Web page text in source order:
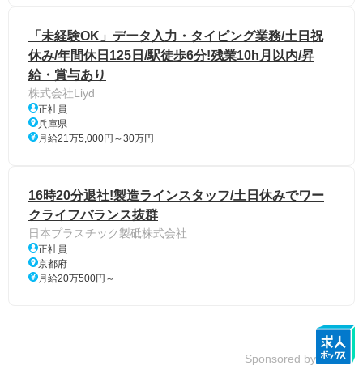
「未経験OK」データ入力・タイピング業務/土日祝
休み/年間休日125日/駅徒歩6分!残業10h月以内/昇
給・賞与あり
株式会社Liyd
正社員
兵庫県
月給21万5,000円～30万円
16時20分退社!製造ラインスタッフ/土日休みでワー
クライフバランス抜群
日本プラスチック製砥株式会社
正社員
京都府
月給20万500円～
Sponsored by